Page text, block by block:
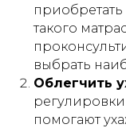
такого
выбрать
Облегчить
помогают